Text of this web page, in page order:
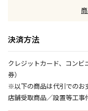
決定となりま
エアコンの取
生する場合が
決済方法
クレジットカード、コン
券）
※以下の商品は代引でのお
店舗受取商品／設置等工